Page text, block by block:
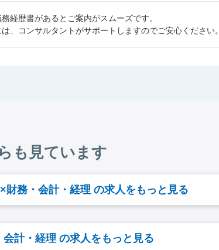
経歴書があるとご案内がスムーズです。
、コンサルタントがサポートしますのでご安心ください。
も見ています
財務・会計・経理 の求人をもっと見る
会計・経理 の求人をもっと見る